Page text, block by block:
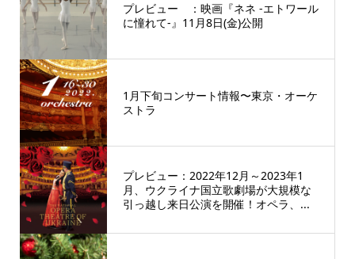
プレビュー ：映画『ネネ -エトワール
に憧れて-』11月8日(金)公開
1月下旬コンサート情報〜東京・オーケ
ストラ
プレビュー：2022年12月～2023年1
月、ウクライナ国立歌劇場が大規模な
引っ越し来日公演を開催！オペラ、...